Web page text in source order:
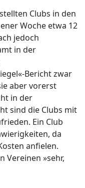
Clubs in den
Woche etwa 12
jedoch
in der
Bericht zwar
aber vorerst
in der
sind die Clubs mit
Ein Club
da
anfielen.
Vereinen »sehr,